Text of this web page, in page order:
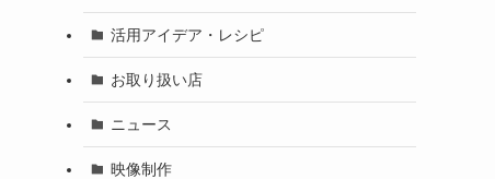
活用アイデア・レシピ
お取り扱い店
ニュース
映像制作